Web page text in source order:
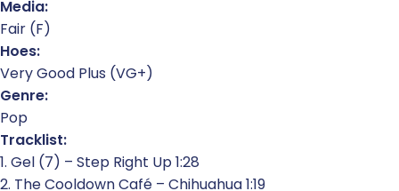
Media:
Fair (F)
Hoes:
Very Good Plus (VG+)
Genre:
Pop
Tracklist:
1. Gel (7) – Step Right Up 1:28
2. The Cooldown Café – Chihuahua 1:19